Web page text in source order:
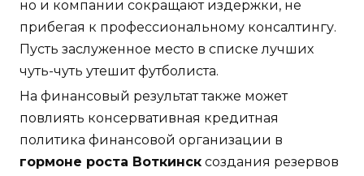
но и компании сокращают издержки, не
прибегая к профессиональному консалтингу.
Пусть заслуженное место в списке лучших
чуть-чуть утешит футболиста.
На финансовый результат также может
повлиять консервативная кредитная
политика финансовой организации в
гормоне роста Воткинск создания резервов